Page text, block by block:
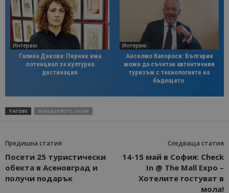
Интервю
Галина Декова: Перник има
потенциал за културна
дестинация
Интервю
Анселмо Капороси: България
може да съчетае автентичния
туризъм с технологиите на
бъдещето
ТАГОВЕ WINE&SPIRITS SHOW
Предишна статия
Посети 25 туристически
обекта в Асеновград и
получи подарък
Следваща статия
14-15 май в София: Check
In @ Тhe Mall Expo –
Хотелите гостуват в
мола!